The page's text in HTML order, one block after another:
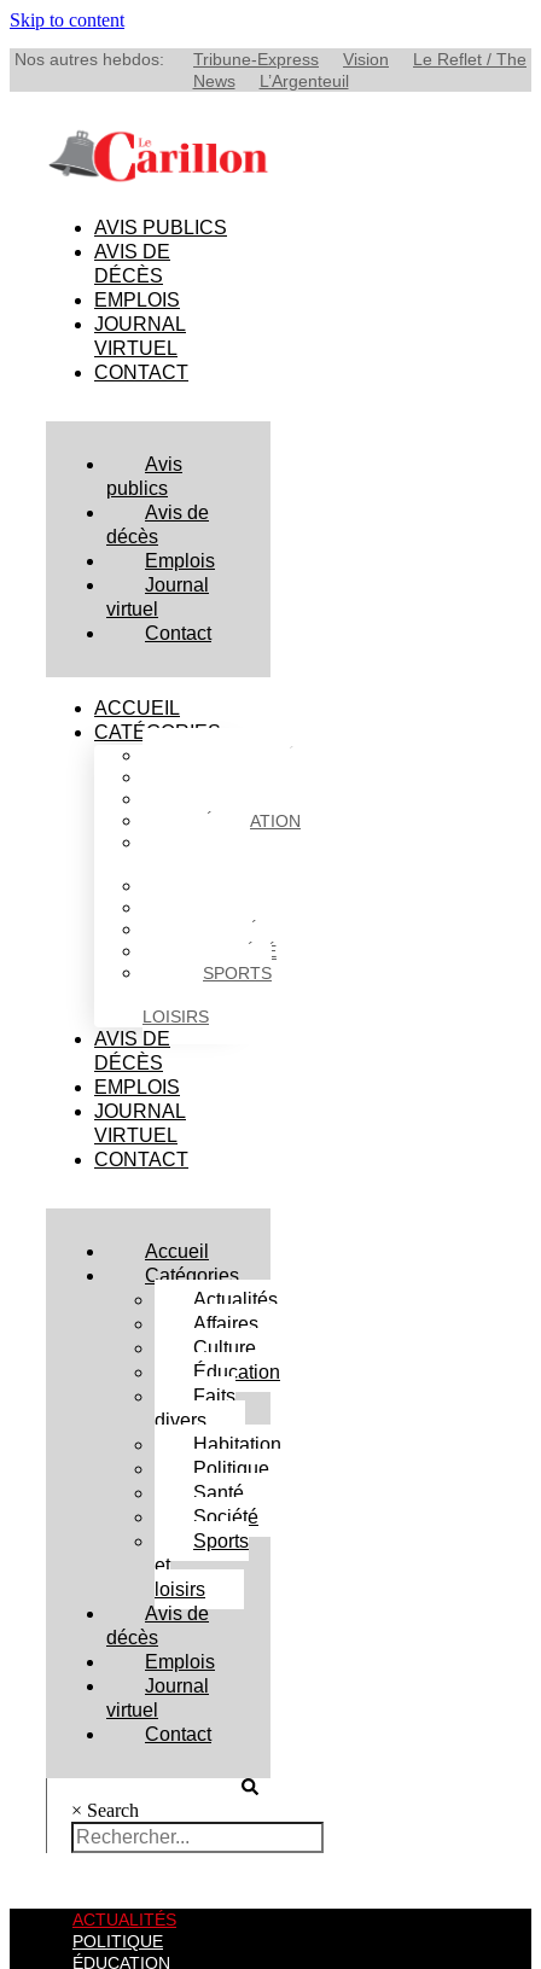
Skip to content
Nos autres hebdos: Tribune-Express Vision
Le Reflet / The
News
L’Argenteuil
AVIS PUBLICS
AVIS DE
DÉCÈS
EMPLOIS
JOURNAL
VIRTUEL
CONTACT
Avis
publics
Avis de
décès
Emplois
Journal
virtuel
Contact
ACCUEIL
CATÉGORIES
ÉDUCATION
SOCIÉTÉ
SPORTS
LOISIRS
AVIS DE
DÉCÈS
EMPLOIS
JOURNAL
VIRTUEL
CONTACT
Accueil
Catégories
Actualités
Affaires
Culture
Éducation
Faits
divers
Habitation
Politique
Santé
Société
Sports
et
loisirs
Avis de
décès
Emplois
Journal
virtuel
Contact
× Search
ACTUALITÉS
POLITIQUE
ÉDUCATION